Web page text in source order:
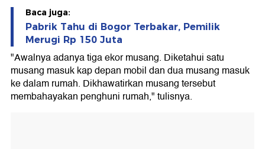
Baca juga:
Pabrik Tahu di Bogor Terbakar, Pemilik
Merugi Rp 150 Juta
"Awalnya adanya tiga ekor musang. Diketahui satu
musang masuk kap depan mobil dan dua musang masuk
ke dalam rumah. Dikhawatirkan musang tersebut
membahayakan penghuni rumah," tulisnya.